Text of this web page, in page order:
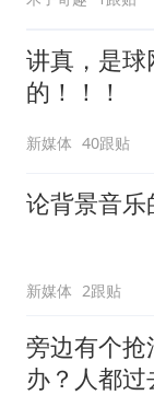
讲真，是球
的！！！
新媒体 40跟贴
论背景音乐
新媒体 2跟贴
旁边有个
办？人都过